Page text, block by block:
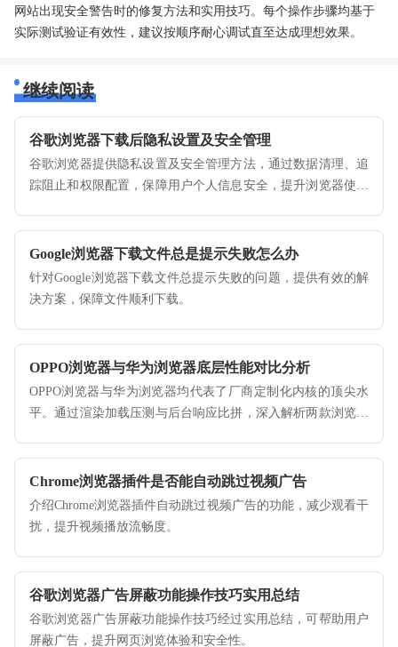
网站出现安全警告时的修复方法和实用技巧。每个操作步骤均基于
实际测试验证有效性，建议按顺序耐心调试直至达成理想效果。
继续阅读
谷歌浏览器下载后隐私设置及安全管理
谷歌浏览器提供隐私设置及安全管理方法，通过数据清理、追
踪阻止和权限配置，保障用户个人信息安全，提升浏览器使用
Google浏览器下载文件总是提示失败怎么办
针对Google浏览器下载文件总提示失败的问题，提供有效的解
决方案，保障文件顺利下载。
OPPO浏览器与华为浏览器底层性能对比分析
OPPO浏览器与华为浏览器均代表了厂商定制化内核的顶尖水
平。通过渲染加载压测与后台响应比拼，深入解析两款浏览器
极速先锋。
Chrome浏览器插件是否能自动跳过视频广告
介绍Chrome浏览器插件自动跳过视频广告的功能，减少观看干
扰，提升视频播放流畅度。
谷歌浏览器广告屏蔽功能操作技巧实用总结
谷歌浏览器广告屏蔽功能操作技巧经过实用总结，可帮助用户
屏蔽广告，提升网页浏览体验和安全性。